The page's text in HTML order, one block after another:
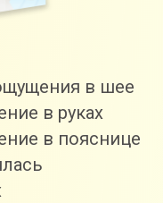
в шее
в руках
в пояснице